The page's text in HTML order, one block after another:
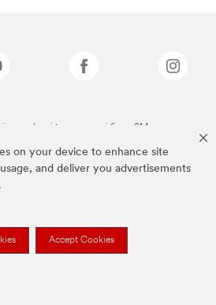
on your device to enhance site
and deliver you advertisements
Accept Cookies
są znakami towarowymi firmy 3M.